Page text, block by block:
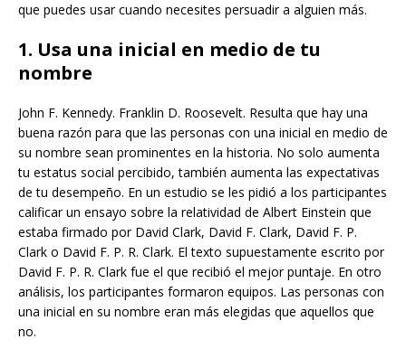
que puedes usar cuando necesites persuadir a alguien más.
1. Usa una inicial en medio de tu
nombre
John F. Kennedy. Franklin D. Roosevelt. Resulta que hay una
buena razón para que las personas con una inicial en medio de
su nombre sean prominentes en la historia. No solo aumenta
tu estatus social percibido, también aumenta las expectativas
de tu desempeño. En un estudio se les pidió a los participantes
calificar un ensayo sobre la relatividad de Albert Einstein que
estaba firmado por David Clark, David F. Clark, David F. P.
Clark o David F. P. R. Clark. El texto supuestamente escrito por
David F. P. R. Clark fue el que recibió el mejor puntaje. En otro
análisis, los participantes formaron equipos. Las personas con
una inicial en su nombre eran más elegidas que aquellos que
no.